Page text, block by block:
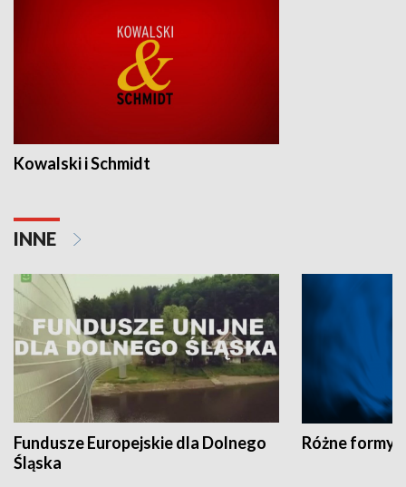
Kowalski i Schmidt
INNE
Fundusze Europejskie dla Dolnego
Śląska
Różne formy